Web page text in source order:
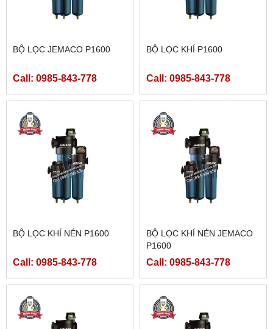
BỘ LỌC JEMACO P1600
Call: 0985-843-778
BỘ LỌC KHÍ P1600
Call: 0985-843-778
BỘ LỌC KHÍ NÉN P1600
Call: 0985-843-778
BỘ LỌC KHÍ NÉN JEMACO
P1600
Call: 0985-843-778